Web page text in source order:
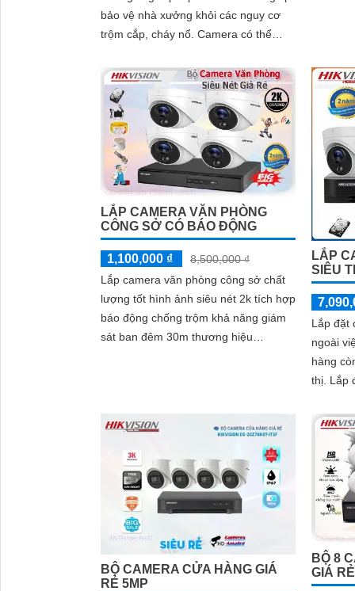
bảo vệ nhà xưởng khỏi các nguy cơ
trộm cắp, cháy nổ. Camera có thể
của nhân viên, đảm bảo nhân viên làm
việc đúng quy định
LẮP CAMERA VĂN PHÒNG
CÔNG SỞ CÓ BÁO ĐỘNG
1,100,000 ₫
8,500,000 ₫
Lắp camera văn phòng công sở chất
lượng tốt hình ảnh siêu nét 2k tích hợp
báo động chống trộm khả năng giám
sát ban đêm 30m thương hiệu
LẮP
SIÊU
Lắp đặt
ngoài
hàng
thị. Lắp đặt camera cho siêu thị mục
BỘ CAMERA CỬA HÀNG GIÁ
RẺ 5MP
BỘ 8
GIÁ RẺ